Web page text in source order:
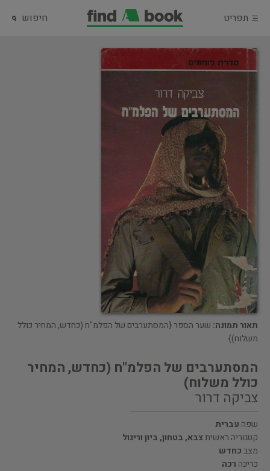
תפריט חיפוש
תאור תמונה: שער הספר {המסתערבים של הפלמ"ח (כחדש, המחיר כולל
משלוח)}
המסתערבים של הפלמ"ח (כחדש, המחיר
כולל משלוח)
צביקה דרור
שפה עברית
קטגוריה ראשיתצבא, בטחון, ביון וריגול
מצבכחדש
כריכה רכה